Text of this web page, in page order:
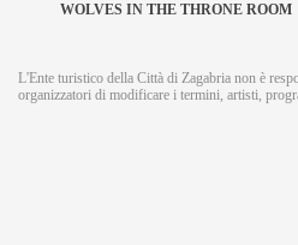
WOLVES IN THE THRONE ROOM
L'Ente turistico della Città di Zagabria non è
organizzatori di modificare i termini, artisti,